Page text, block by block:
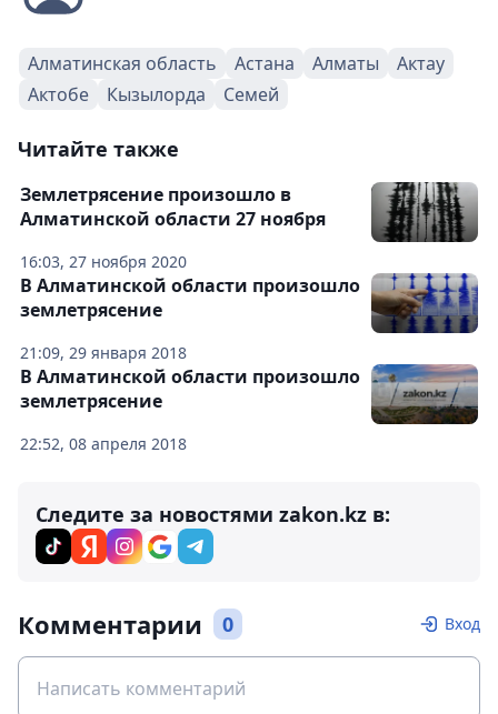
Алматинская область Астана Алматы
Актау
Актобе
Кызылорда Семей
Читайте также
16:03, 27 ноября 2020
Землетрясение произошло в
Алматинской области 27 ноября
21:09, 29 января 2018
В Алматинской области произошло
землетрясение
22:52, 08 апреля 2018
В Алматинской области произошло
землетрясение
Следите за новостями zakon.kz в:
Комментарии 0 Вход